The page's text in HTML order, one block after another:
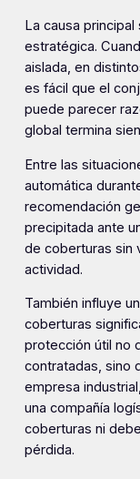
La causa
estratégica.
aislada, en
es fácil que el
puede parecer
global termina
Entre las
automática
recomendación
precipitada ante
de coberturas sin
actividad.
También influye
coberturas
protección útil no
contratadas, sino
empresa
una compañía
coberturas ni
pérdida.